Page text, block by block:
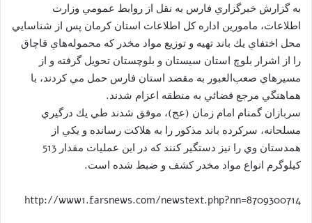
به گزارش خبرگزاري فارس به نقل از روابط عمومي وزارت
اطلاعات، مامورين اداره كل اطلاعات استان كرمان پس از شناسايي
محل اختفاي يك باند تهيه و توزيع مواد مخدر كه محموله‌هاي قاچاق
را از اشرار بلوچ استان سيستان و بلوچستان تحويل گرفته و از
مسيرهاي صعب‌العبور به مقصد استان فارس حمل مي كردند، با
هماهنگي مرجع قضائي به منطقه اعزام شدند.
سربازان گمنام امام زمان (عج)، موفق شدند طي يك درگيري
مسلحانه، سركرده باند مذكور را به هلاكت رسانده و يكي از
همدستان وي را نيز دستگير كنند كه در اين عمليات مقدار 513
كيلوگرم انواع مواد مخدر كشف و ضبط شده است.
http://www1.farsnews.com/newstext.php?nn=8709300714